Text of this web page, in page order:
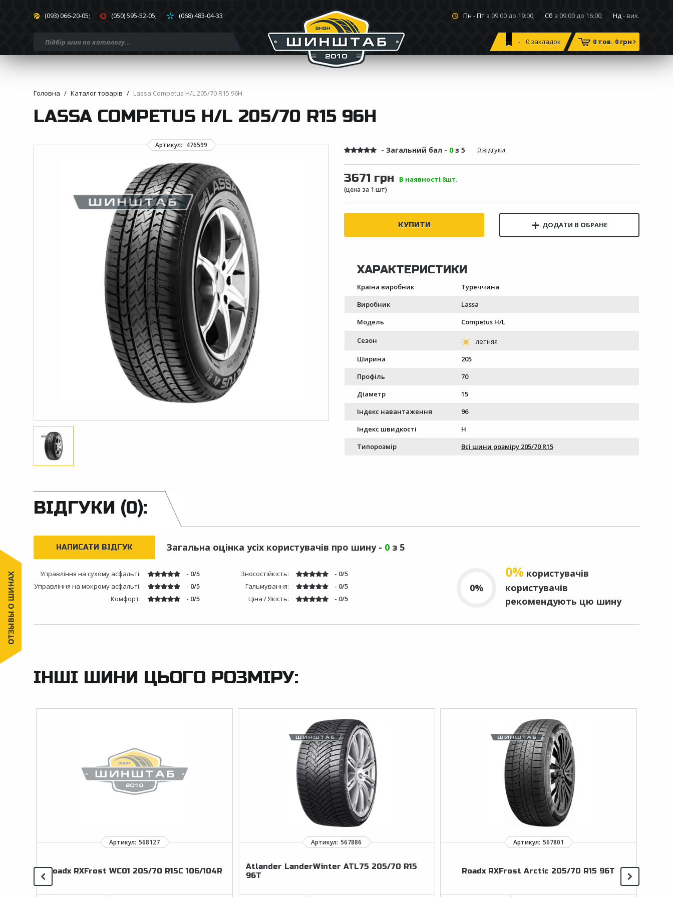
(093) 066-20-05; (050) 595-52-05; (068) 483-04-33 Пн - Пт з 09:00 до 19:00; Сб з 09:00 до 16:00; Нд- вих.
0закладок 0 тов. 0 грн
Головна Каталог товарів Lassa Competus H/L 205/70 R15 96H
LASSA COMPETUS H/L 205/70 R15 96H
- Загальний бал - 0 з 5 0 відгуки
3671 грн В наявності 8шт.
Країна виробник
Туреччина
Виробник
Lassa
Модель
Competus H/L
Сезон
Ширина
205
Профіль
70
Діаметр
15
Індекс навантаження
96
Індекс швидкості
H
Типорозмір
Всі шини розміру 205/70 R15
ВІДГУКИ (0):
НАПИСАТИ ВІДГУК Загальна оцінка усіх користувачів про шину - 0 з 5
Управління на сухому асфальті:
- 0/5
Управління на мокрому асфальті:
- 0/5
Комфорт:
- 0/5
Зносостійкість:
- 0/5
Гальмування:
- 0/5
Ціна / Якість:
- 0/5
0%
0% користувачів
користувачів
рекомендують цю шину
ІНШІ ШИНИ ЦЬОГО РОЗМІРУ:
Roadx RXFrost WC01 205/70 R15C 106/104R
Atlander LanderWinter ATL75 205/70 R15
96T
Roadx RXFrost Arctic 205/70 R15 96T